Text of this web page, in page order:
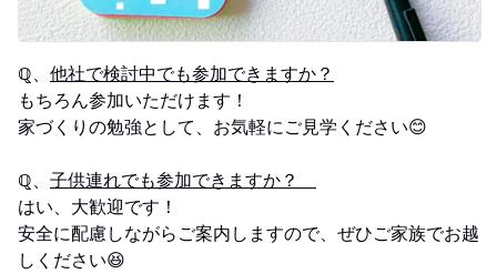
ℚ、 他社で検討中でも参加できますか？
もちろん参加いただけます！
家づくりの勉強として、お気軽にご見学ください😊
ℚ、 子供連れでも参加できますか？
はい、大歓迎です！
安全に配慮しながらご案内しますので、ぜひご家族でお越
しください😆